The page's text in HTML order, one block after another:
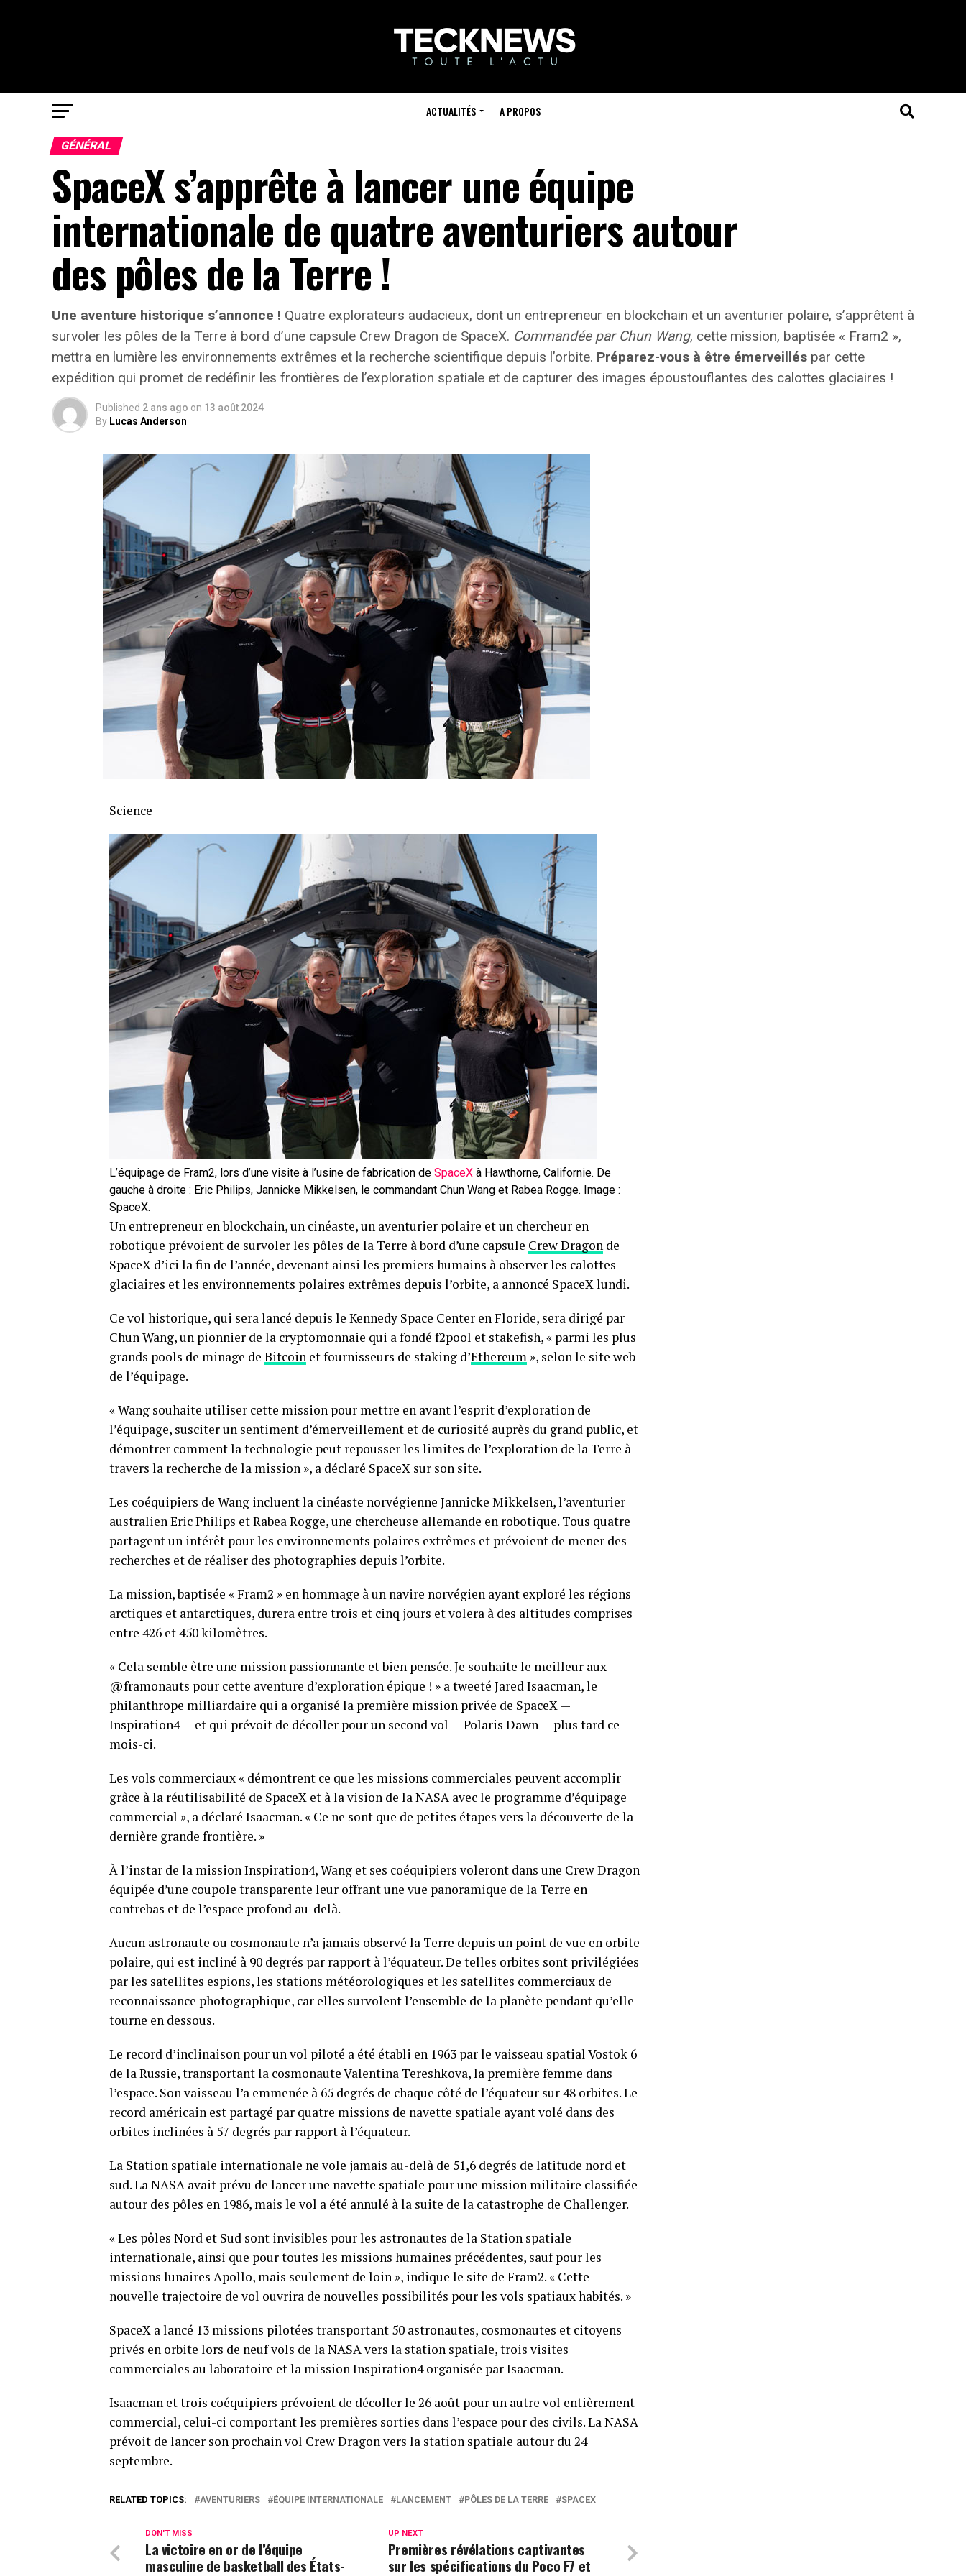
ACTUALITÉS A PROPOS
GÉNÉRAL
SpaceX s’apprête à lancer une équipe
internationale de quatre aventuriers autour
des pôles de la Terre !
Une aventure historique s’annonce ! Quatre explorateurs audacieux, dont un entrepreneur en blockchain et un aventurier polaire, s’apprêtent à
survoler les pôles de la Terre à bord d’une capsule Crew Dragon de SpaceX. Commandée par Chun Wang, cette mission, baptisée « Fram2 »,
mettra en lumière les environnements extrêmes et la recherche scientifique depuis l’orbite. Préparez-vous à être émerveillés par cette
expédition qui promet de redéfinir les frontières de l’exploration spatiale et de capturer des images époustouflantes des calottes glaciaires !
Published 2 ans ago on 13 août 2024
By Lucas Anderson
Science
L’équipage de Fram2, lors d’une visite à l’usine de fabrication de SpaceX à Hawthorne, Californie. De
gauche à droite : Eric Philips, Jannicke Mikkelsen, le commandant Chun Wang et Rabea Rogge. Image :
SpaceX.
Un entrepreneur en blockchain, un cinéaste, un aventurier polaire et un chercheur en
robotique prévoient de survoler les pôles de la Terre à bord d’une capsule Crew Dragon de
SpaceX d’ici la fin de l’année, devenant ainsi les premiers humains à observer les calottes
glaciaires et les environnements polaires extrêmes depuis l’orbite, a annoncé SpaceX lundi.
Ce vol historique, qui sera lancé depuis le Kennedy Space Center en Floride, sera dirigé par
Chun Wang, un pionnier de la cryptomonnaie qui a fondé f2pool et stakefish, « parmi les plus
grands pools de minage de Bitcoin et fournisseurs de staking d’Ethereum », selon le site web
de l’équipage.
« Wang souhaite utiliser cette mission pour mettre en avant l’esprit d’exploration de
l’équipage, susciter un sentiment d’émerveillement et de curiosité auprès du grand public, et
démontrer comment la technologie peut repousser les limites de l’exploration de la Terre à
travers la recherche de la mission », a déclaré SpaceX sur son site.
Les coéquipiers de Wang incluent la cinéaste norvégienne Jannicke Mikkelsen, l’aventurier
australien Eric Philips et Rabea Rogge, une chercheuse allemande en robotique. Tous quatre
partagent un intérêt pour les environnements polaires extrêmes et prévoient de mener des
recherches et de réaliser des photographies depuis l’orbite.
La mission, baptisée « Fram2 » en hommage à un navire norvégien ayant exploré les régions
arctiques et antarctiques, durera entre trois et cinq jours et volera à des altitudes comprises
entre 426 et 450 kilomètres.
« Cela semble être une mission passionnante et bien pensée. Je souhaite le meilleur aux
@framonauts pour cette aventure d’exploration épique ! » a tweeté Jared Isaacman, le
philanthrope milliardaire qui a organisé la première mission privée de SpaceX —
Inspiration4 — et qui prévoit de décoller pour un second vol — Polaris Dawn — plus tard ce
mois-ci.
Les vols commerciaux « démontrent ce que les missions commerciales peuvent accomplir
grâce à la réutilisabilité de SpaceX et à la vision de la NASA avec le programme d’équipage
commercial », a déclaré Isaacman. « Ce ne sont que de petites étapes vers la découverte de la
dernière grande frontière. »
À l’instar de la mission Inspiration4, Wang et ses coéquipiers voleront dans une Crew Dragon
équipée d’une coupole transparente leur offrant une vue panoramique de la Terre en
contrebas et de l’espace profond au-delà.
Aucun astronaute ou cosmonaute n’a jamais observé la Terre depuis un point de vue en orbite
polaire, qui est incliné à 90 degrés par rapport à l’équateur. De telles orbites sont privilégiées
par les satellites espions, les stations météorologiques et les satellites commerciaux de
reconnaissance photographique, car elles survolent l’ensemble de la planète pendant qu’elle
tourne en dessous.
Le record d’inclinaison pour un vol piloté a été établi en 1963 par le vaisseau spatial Vostok 6
de la Russie, transportant la cosmonaute Valentina Tereshkova, la première femme dans
l’espace. Son vaisseau l’a emmenée à 65 degrés de chaque côté de l’équateur sur 48 orbites. Le
record américain est partagé par quatre missions de navette spatiale ayant volé dans des
orbites inclinées à 57 degrés par rapport à l’équateur.
La Station spatiale internationale ne vole jamais au-delà de 51,6 degrés de latitude nord et
sud. La NASA avait prévu de lancer une navette spatiale pour une mission militaire classifiée
autour des pôles en 1986, mais le vol a été annulé à la suite de la catastrophe de Challenger.
« Les pôles Nord et Sud sont invisibles pour les astronautes de la Station spatiale
internationale, ainsi que pour toutes les missions humaines précédentes, sauf pour les
missions lunaires Apollo, mais seulement de loin », indique le site de Fram2. « Cette
nouvelle trajectoire de vol ouvrira de nouvelles possibilités pour les vols spatiaux habités. »
SpaceX a lancé 13 missions pilotées transportant 50 astronautes, cosmonautes et citoyens
privés en orbite lors de neuf vols de la NASA vers la station spatiale, trois visites
commerciales au laboratoire et la mission Inspiration4 organisée par Isaacman.
Isaacman et trois coéquipiers prévoient de décoller le 26 août pour un autre vol entièrement
commercial, celui-ci comportant les premières sorties dans l’espace pour des civils. La NASA
prévoit de lancer son prochain vol Crew Dragon vers la station spatiale autour du 24
septembre.
RELATED TOPICS: AVENTURIERS ÉQUIPE INTERNATIONALE LANCEMENT PÔLES DE LA TERRE SPACEX
UP NEXT
Premières révélations captivantes
sur les spécifications du Poco F7 et
DON'T MISS
La victoire en or de l’équipe
masculine de basketball des États-